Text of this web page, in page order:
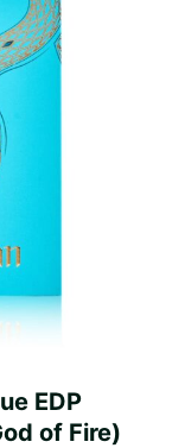
EDP
of Fire)